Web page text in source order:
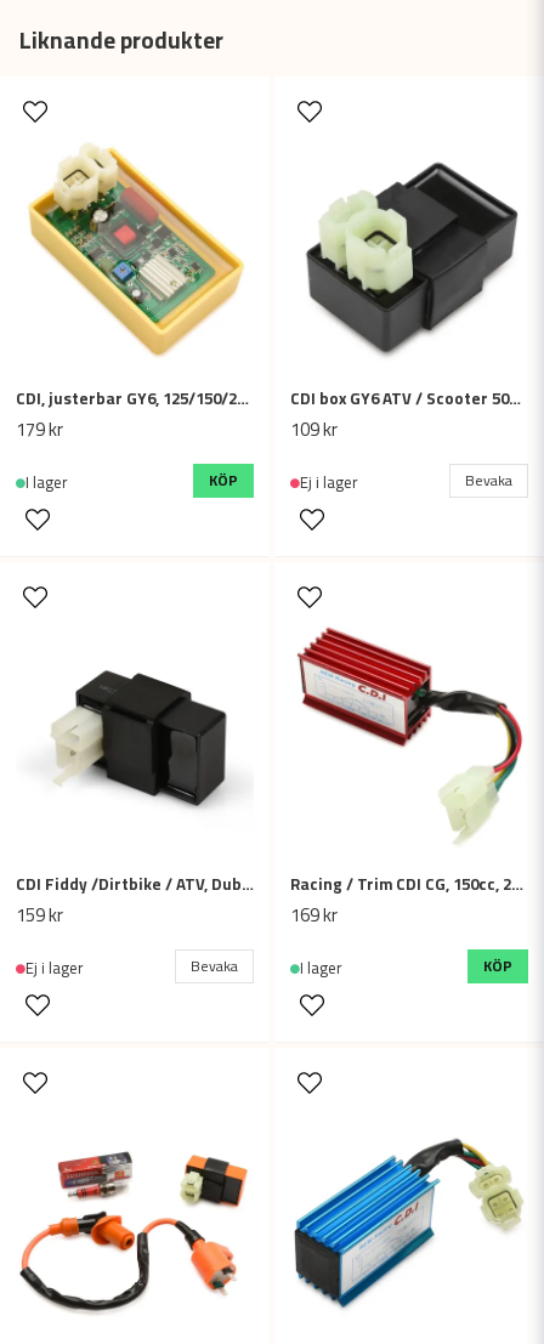
Liknande produkter
CDI, justerbar GY6, 125/150/200/250cc
179 kr
I lager KÖP
CDI box GY6 ATV / Scooter 50cc 90cc 125cc 150cc
109 kr
Ej i lager Bevaka
CDI Fiddy /Dirtbike / ATV, Dubbelkontakt 150-250cc
159 kr
Ej i lager Bevaka
Racing / Trim CDI CG, 150cc, 200cc, 250cc
169 kr
I lager KÖP
Ja, ni får publicera min fråga
Skicka fråga